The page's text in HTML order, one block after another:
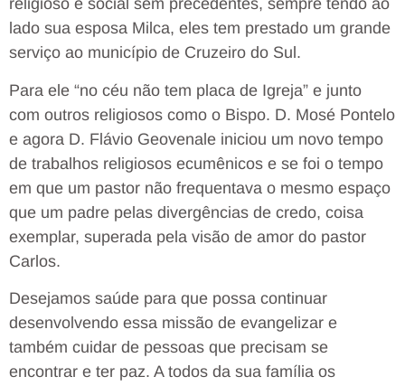
religioso e social sem precedentes, sempre tendo ao
lado sua esposa Milca, eles tem prestado um grande
serviço ao município de Cruzeiro do Sul.
Para ele “no céu não tem placa de Igreja” e junto
com outros religiosos como o Bispo. D. Mosé Pontelo
e agora D. Flávio Geovenale iniciou um novo tempo
de trabalhos religiosos ecumênicos e se foi o tempo
em que um pastor não frequentava o mesmo espaço
que um padre pelas divergências de credo, coisa
exemplar, superada pela visão de amor do pastor
Carlos.
Desejamos saúde para que possa continuar
desenvolvendo essa missão de evangelizar e
também cuidar de pessoas que precisam se
encontrar e ter paz. A todos da sua família os